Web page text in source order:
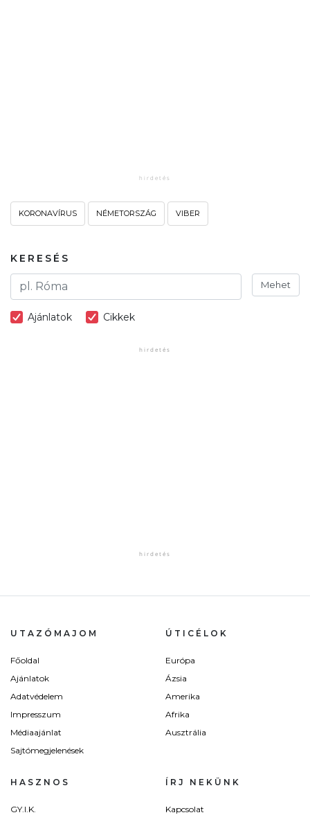
KORONAVÍRUS NÉMETORSZÁG VIBER
KERESÉS
Mehet
Ajánlatok Cikkek
UTAZÓMAJOM
Főoldal
Ajánlatok
Adatvédelem
Impresszum
Médiaajánlat
Sajtómegjelenések
ÚTICÉLOK
Európa
Ázsia
Amerika
Afrika
Ausztrália
HASZNOS
GY.I.K.
ÍRJ NEKÜNK
Kapcsolat